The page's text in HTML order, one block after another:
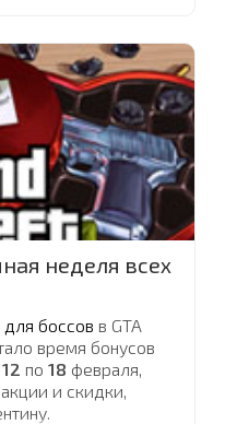
игры Liberty City
девайсы,
игровые Android
к тому же, еще и
LCS!
иСальватор.
выполнено
нанесено
неделя всех
боссов в GTA
время бонусов
12 по 18 февраля,
и скидки,